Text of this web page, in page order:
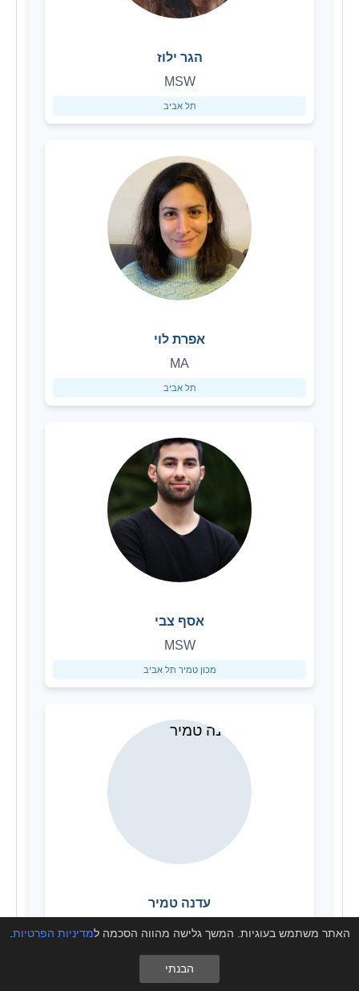
הגר ילוז
MSW
תל אביב
אפרת לוי
MA
תל אביב
אסף צבי
MSW
מכון טמיר תל אביב
עדנה טמיר
האתר משתמש בעוגיות. המשך גלישה מהווה הסכמה למדיניות הפרטיות
הבנתי